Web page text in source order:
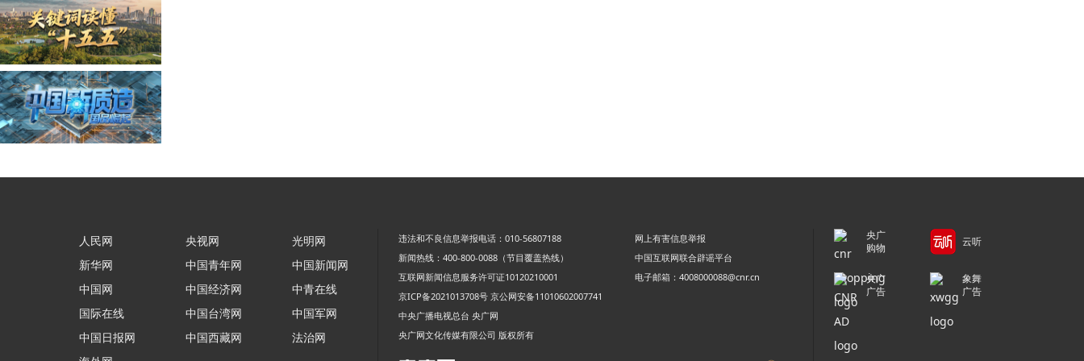
人民网
新华网
中国网
国际在线
中国日报网
央视网
中国青年网
中国经济网
中国台湾网
中国西藏网
光明网
中国新闻网
中青在线
中国军网
法治网
违法和不良信息举报电话：010-56807188
网上有害信息举报
新闻热线：400-800-0088（节目覆盖热线）
中国互联网联合辟谣平台
互联网新闻信息服务许可证10120210001
电子邮箱：4008000088@cnr.cn
京ICP备2021013708号 京公网安备11010602007741
中央广播电视总台 央广网
央广网文化传媒有限公司 版权所有
央广
购物
云听
央广
广告
象舞
广告